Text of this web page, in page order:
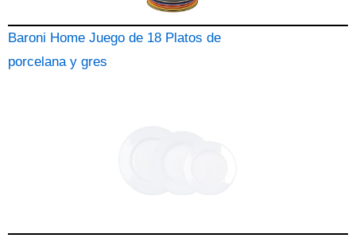
Baroni Home Juego de 18 Platos de
porcelana y gres